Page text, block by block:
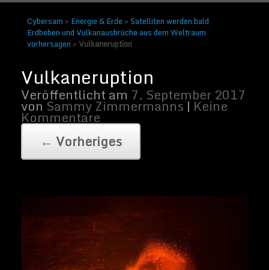
Cybersam » Energie & Erde »Satelliten werden bald
Erdbeben und Vulkanausbrüche aus dem Weltraum
vorhersagen » Vulkaneruption
Foto: Magma | Von skeeze/Pixabay